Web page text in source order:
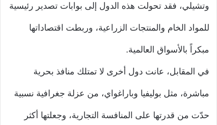
وتشيلي، فقد تحولت هذه الدول إلى بوابات تصدير رئيسية
للمواد الخام والمنتجات الزراعية، وربطت اقتصاداتها
مبكراً بالأسواق العالمية.
في المقابل، عانت دول أخرى لا تمتلك منافذ بحرية
مباشرة، مثل بوليفيا وباراغواي، من عزلة جغرافية نسبية
حدّت من قدرتها على المنافسة التجارية، وجعلتها أكثر